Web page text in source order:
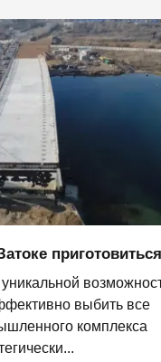
выбить все
комплекса